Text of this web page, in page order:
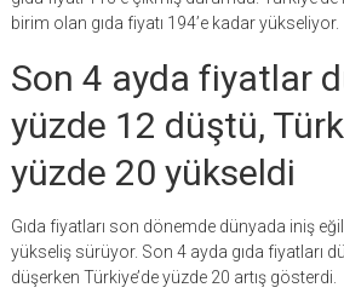
birim olan gıda fiyatı 194’e kadar yükseliyor.
Son 4 ayda fiyatlar
yüzde 12 düştü,
yüzde 20 yükseldi
Gıda fiyatları son dönemde dünyada iniş
yükseliş sürüyor. Son 4 ayda gıda fiyatları
düşerken Türkiye’de yüzde 20 artış gösterdi.